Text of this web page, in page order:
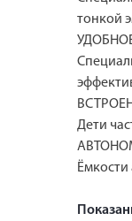
тонкой
Дети